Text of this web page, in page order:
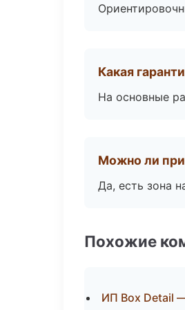
Какая
На основные
Можно ли
Да, есть зона
Похожие
ИП Box Detail